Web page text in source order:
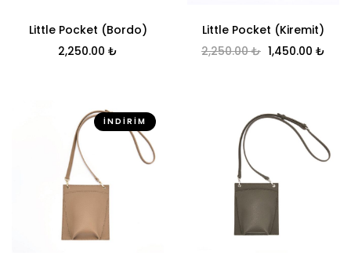
Little Pocket (Bordo)
2,250.00 ₺
Little Pocket (Kiremit)
2,250.00₺ Orijinal fiyat:
1,450.00 ₺
İNDIRIM